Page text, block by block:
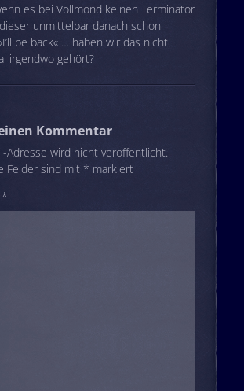
es bei Vollmond keinen Terminator
unmittelbar danach schon
be back« … haben wir das nicht
irgendwo gehört?
Kommentar
Adresse wird nicht veröffentlicht.
Felder sind mit * markiert
*